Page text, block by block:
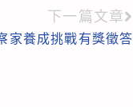
下一篇文章
家養成挑戰有獎徵答